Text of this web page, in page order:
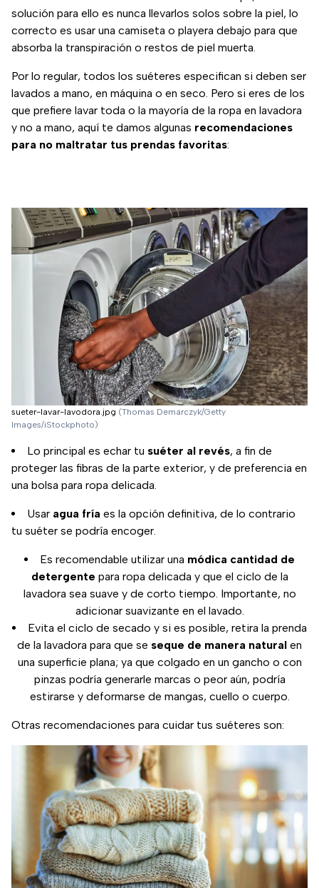
solución para ello es nunca llevarlos solos sobre la piel, lo
correcto es usar una camiseta o playera debajo para que
absorba la transpiración o restos de piel muerta.
Por lo regular, todos los suéteres especifican si deben ser
lavados a mano, en máquina o en seco. Pero si eres de los
que prefiere lavar toda o la mayoría de la ropa en lavadora
y no a mano, aquí te damos algunas recomendaciones
para no maltratar tus prendas favoritas:
sueter-lavar-lavodora.jpg (Thomas Demarczyk/Getty
Images/iStockphoto)
Lo principal es echar tu suéter al revés, a fin de
proteger las fibras de la parte exterior, y de preferencia en
una bolsa para ropa delicada.
Usar agua fría es la opción definitiva, de lo contrario
tu suéter se podría encoger.
Es recomendable utilizar una módica cantidad de
detergente para ropa delicada y que el ciclo de la
lavadora sea suave y de corto tiempo. Importante, no
adicionar suavizante en el lavado.
Evita el ciclo de secado y si es posible, retira la prenda
de la lavadora para que se seque de manera natural en
una superficie plana; ya que colgado en un gancho o con
pinzas podría generarle marcas o peor aún, podría
estirarse y deformarse de mangas, cuello o cuerpo.
Otras recomendaciones para cuidar tus suéteres son: